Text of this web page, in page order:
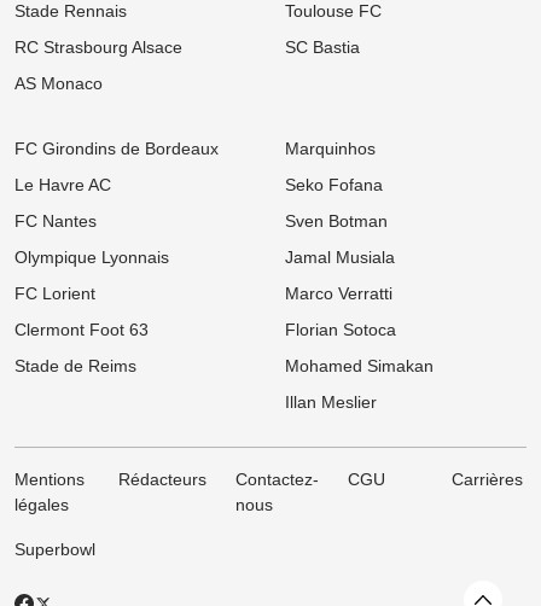
jackpot en vue pour les Verts ?
06/08 Ligue 1
Mercato LOSC : Départ record à 100 M€ en vue, Lille déniche sa
Mercato Rennes : Poussé vers la sortie, un cadre braque la
direction bretonne
06/08 Ligue 1
devancée par un club anglais !
06/08 Ligue 1
Mercato OM : Un rival de Ligue 1 s'immisce dans le dossier Ilan
Kebbal !
FC Nantes : Une statistique effrayante plane sur la première
Stade Rennais
RC Strasbourg Alsace
AS Monaco
Toulouse FC
SC Bastia
FC Girondins de Bordeaux
Le Havre AC
FC Nantes
Olympique Lyonnais
FC Lorient
Clermont Foot 63
Stade de Reims
Marquinhos
Seko Fofana
Sven Botman
Jamal Musiala
Marco Verratti
Florian Sotoca
Mohamed Simakan
Illan Meslier
Mentions
légales
Rédacteurs
Contactez-
nous
CGU Carrières
Superbowl